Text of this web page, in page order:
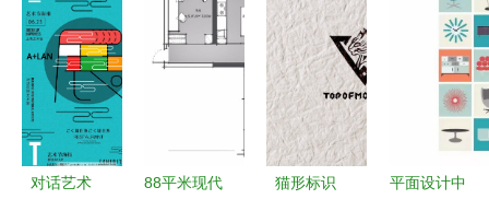
对话艺术
88平米现代
猫形标识
平面设计中